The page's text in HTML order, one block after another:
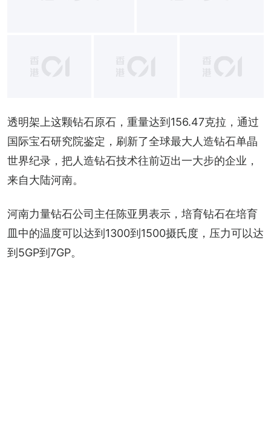
+ 12
透明架上这颗钻石原石，重量达到156.47克拉，通过
国际宝石研究院鉴定，刷新了全球最大人造钻石单晶
世界纪录，把人造钻石技术往前迈出一大步的企业，
来自大陆河南。
河南力量钻石公司主任陈亚男表示，培育钻石在培育
皿中的温度可以达到1300到1500摄氏度，压力可以达
到5GP到7GP。